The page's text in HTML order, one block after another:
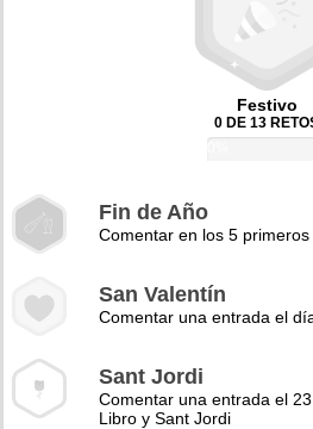
Festivo
0 DE 13
Fin de Año
Comentar en los 5
San Valentín
Comentar una entrada el
Sant Jordi
Comentar una entrada el
Libro y Sant Jordi